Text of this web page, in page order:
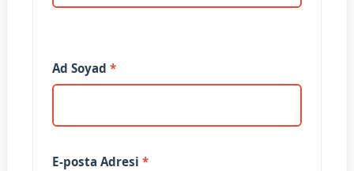
Ad Soyad *
E-posta Adresi *